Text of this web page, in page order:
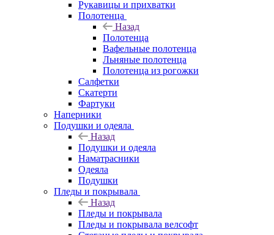
Рукавицы и прихватки
Полотенца
Назад
Полотенца
Вафельные полотенца
Льняные полотенца
Полотенца из рогожки
Салфетки
Скатерти
Фартуки
Наперники
Подушки и одеяла
Назад
Подушки и одеяла
Наматрасники
Одеяла
Подушки
Пледы и покрывала
Назад
Пледы и покрывала
Пледы и покрывала велсофт